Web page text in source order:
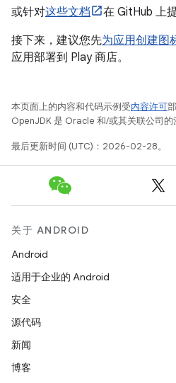
或针对这些文档
在 GitHub 上
接下来，建议您先为应用创建图
应用部署到 Play 商店。
本页面上的内容和代码示例受内容许可
OpenJDK 是 Oracle 和/或其关联公司的
最后更新时间 (UTC)：2026-02-28。
关于 ANDROID
Android
适用于企业的 Android
安全
源代码
新闻
博客